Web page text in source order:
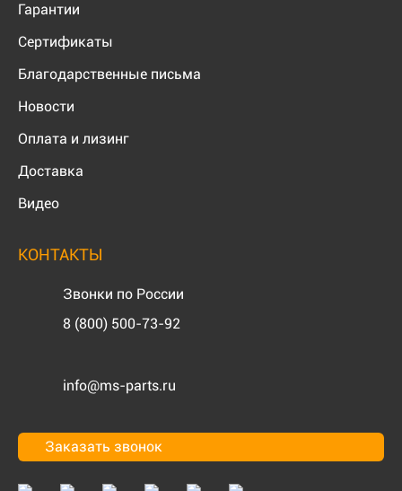
Гарантии
Сертификаты
Благодарственные письма
Новости
Оплата и лизинг
Доставка
Видео
КОНТАКТЫ
Звонки по России
8 (800) 500-73-92
info@ms-parts.ru
Заказать звонок